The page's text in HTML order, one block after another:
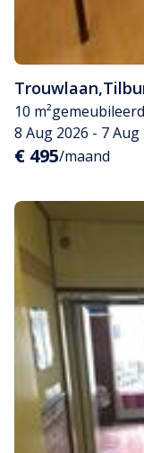
Trouwlaan,
10 m²gemeubileerd
8 Aug 2026 - 7 Aug
€ 495/maand